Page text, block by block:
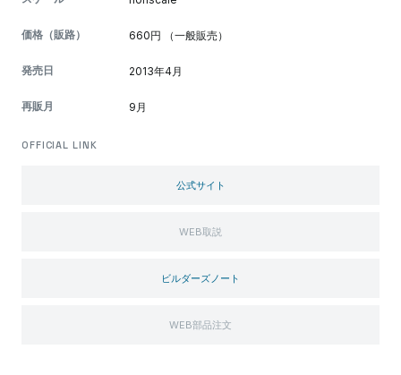
価格（販路） 660円 （一般販売）
発売日 2013年4月
再販月 9月
OFFICIAL LINK
公式サイト
WEB取説
ビルダーズノート
WEB部品注文